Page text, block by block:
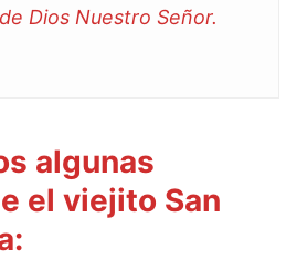
Dios Nuestro Señor.
algunas
el viejito San